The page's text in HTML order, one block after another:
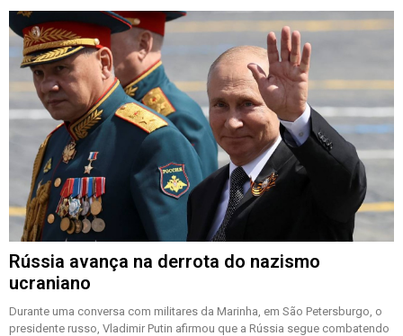
Rússia avança na derrota do nazismo
ucraniano
Durante uma conversa com militares da Marinha, em São Petersburgo, o
presidente russo, Vladimir Putin afirmou que a Rússia segue combatendo